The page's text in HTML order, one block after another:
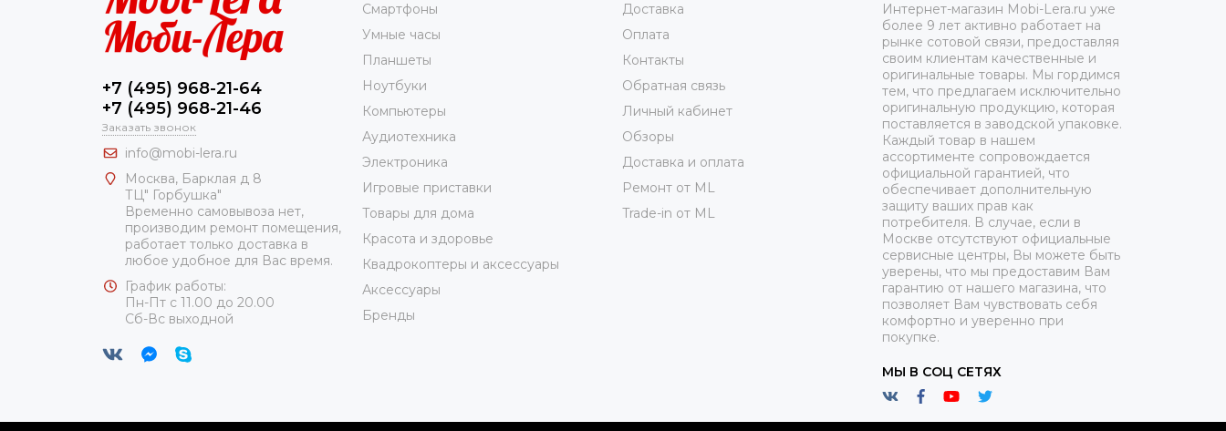
+7 (495) 968-21-64
+7 (495) 968-21-46
Заказать звонок
info@mobi-lera.ru
Москва, Барклая д 8
ТЦ" Горбушка"
Временно самовывоза нет,
производим ремонт помещения,
работает только доставка в
любое удобное для Вас время.
График работы:
Пн-Пт с 11.00 до 20.00
Сб-Вс выходной
Смартфоны
Умные часы
Планшеты
Ноутбуки
Компьютеры
Аудиотехника
Электроника
Игровые приставки
Товары для дома
Красота и здоровье
Квадрокоптеры и аксессуары
Аксессуары
Бренды
Доставка
Оплата
Контакты
Обратная связь
Личный кабинет
Обзоры
Доставка и оплата
Ремонт от ML
Trade-in от ML
Интернет-магазин Mobi-Lera.ru уже
более 9 лет активно работает на
рынке сотовой связи, предоставляя
своим клиентам качественные и
оригинальные товары. Мы гордимся
тем, что предлагаем исключительно
оригинальную продукцию, которая
поставляется в заводской упаковке.
Каждый товар в нашем
ассортименте сопровождается
официальной гарантией, что
обеспечивает дополнительную
защиту ваших прав как
потребителя. В случае, если в
Москве отсутствуют официальные
сервисные центры, Вы можете быть
уверены, что мы предоставим Вам
гарантию от нашего магазина, что
позволяет Вам чувствовать себя
комфортно и уверенно при
покупке.
МЫ В СОЦ СЕТЯХ